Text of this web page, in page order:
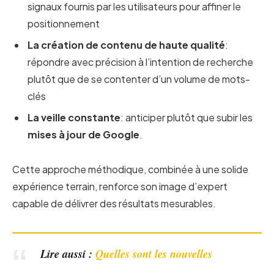
signaux fournis par les utilisateurs pour affiner le
positionnement
La création de contenu de haute qualité:
répondre avec précision à l’intention de recherche
plutôt que de se contenter d’un volume de mots-
clés
La veille constante: anticiper plutôt que subir les
mises à jour de Google.
Cette approche méthodique, combinée à une solide
expérience terrain, renforce son image d’expert
capable de délivrer des résultats mesurables.
Lire aussi :Quelles sont les nouvelles